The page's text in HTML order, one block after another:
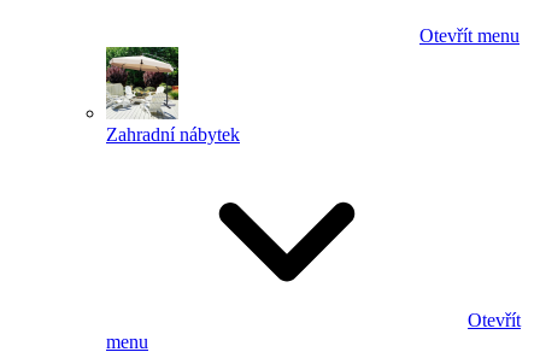
Otevřít menu
Zahradní nábytek
Otevřít
menu